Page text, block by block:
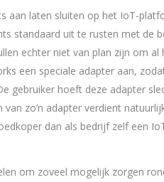
aan laten sluiten op het IoT-
standaard uit te rusten met de
echter niet van plan zijn om al
een speciale adapter aan,
gebruiker hoeft deze adapter
zo’n adapter verdient
dan als bedrijf zelf een
om zoveel mogelijk zorgen